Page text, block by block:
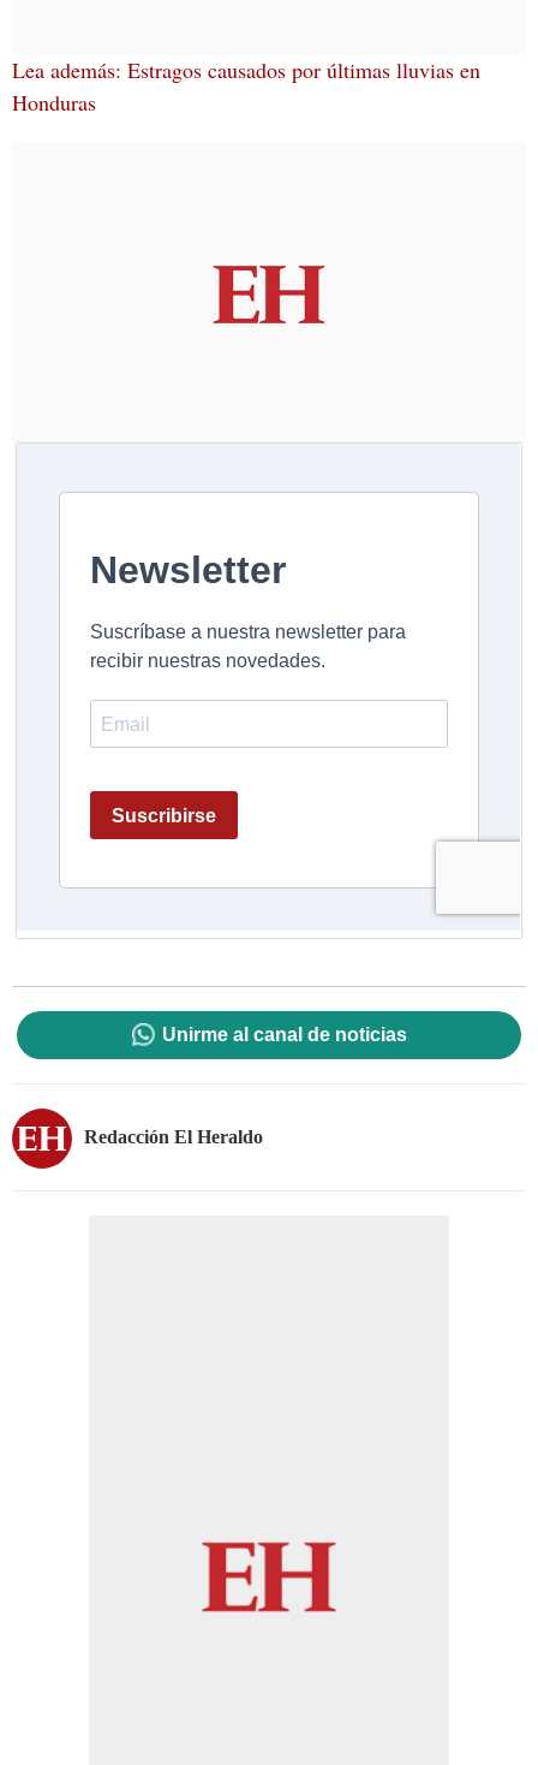
Lea además: Estragos causados por últimas lluvias en
Honduras
Unirme al canal de noticias
Redacción El Heraldo